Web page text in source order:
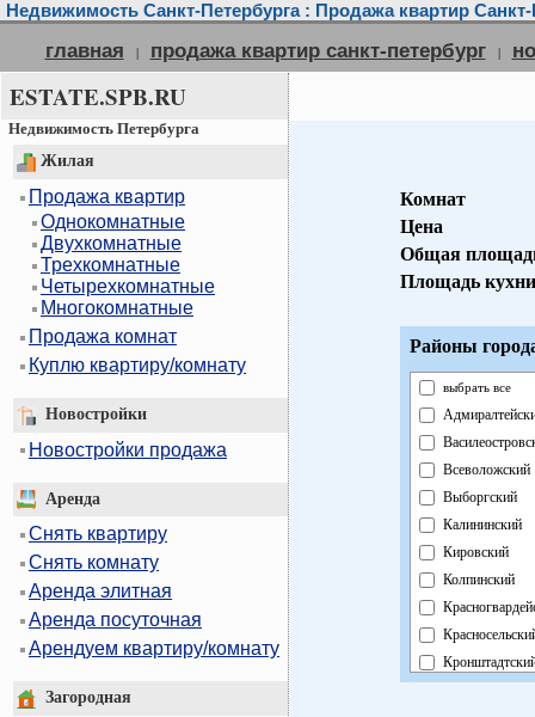
Недвижимость Санкт-Петербурга : Продажа квартир Санкт-
главная | продажа квартир санкт-петербург |
ESTATE.SPB.RU
Недвижимость Петербурга
Жилая
Продажа квартир
Однокомнатные
Двухкомнатные
Трехкомнатные
Четырехкомнатные
Многокомнатные
Продажа комнат
Куплю квартиру/комнату
Новостройки
Новостройки продажа
Аренда
Снять квартиру
Снять комнату
Аренда элитная
Аренда посуточная
Арендуем квартиру/комнату
Загородная
Комнат
Цена
Общая
Площадь кухни
Районы
выбрать все
Всеволожский
Выборгский
Калининский
Кировский
Колпинский